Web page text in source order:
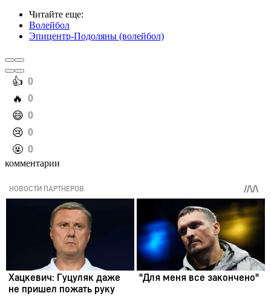
Читайте еще:
Волейбол
Эпицентр-Подоляны (волейбол)
️👍 0
️🔥 0
️😄 0
️😢 0
️🤬 0
комментарии